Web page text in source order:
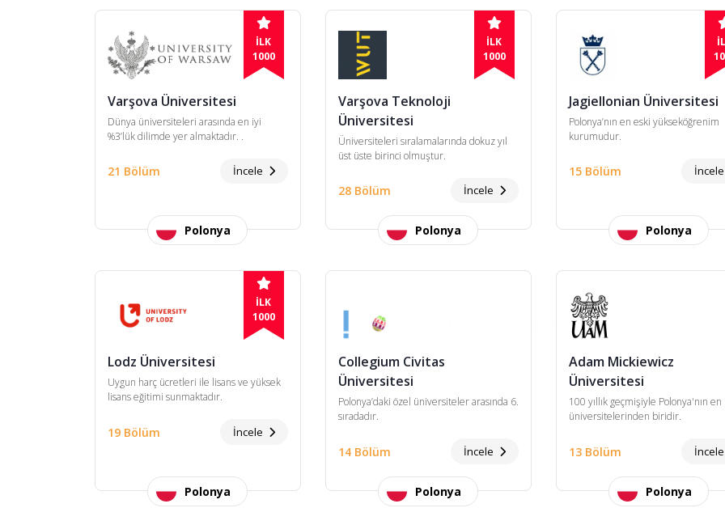
İLK
1000
Varşova Üniversitesi
Dünya üniversiteleri arasında en iyi
%3’lük dilimde yer almaktadır. .
21 Bölüm İncele
Polonya
İLK
1000
Varşova Teknoloji
Üniversitesi
Üniversiteleri sıralamalarında dokuz yıl
üst üste birinci olmuştur.
28 Bölüm İncele
Polonya
Jagiellonian Üniversitesi
Polonya’nın en eski yükseköğrenim
kurumudur.
15 Bölüm
Polonya
İLK
1000
Lodz Üniversitesi
Uygun harç ücretleri ile lisans ve yüksek
lisans eğitimi sunmaktadır.
19 Bölüm İncele
Polonya
Collegium Civitas
Üniversitesi
Polonya’daki özel üniversiteler arasında 6.
sıradadır.
14 Bölüm İncele
Polonya
Adam Mickiewicz
Üniversitesi
100 yıllık geçmişiyle Polonya'nın
üniversitelerinden biridir.
13 Bölüm
Polonya